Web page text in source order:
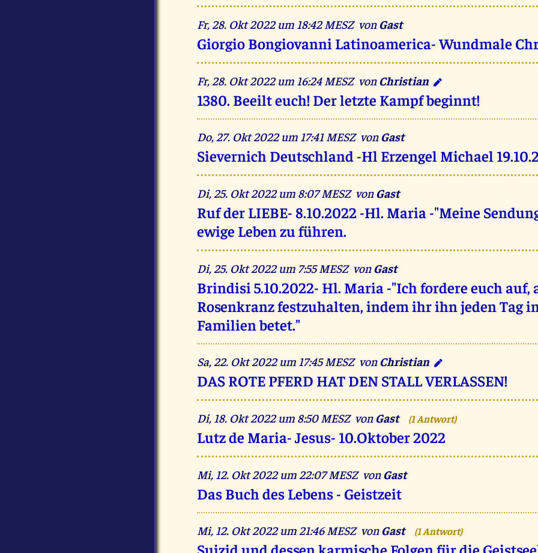
Fr, 28. Okt 2022 um 18:42 MESZ vonGast
Giorgio Bongiovanni Latinoamerica- Wundmale
Fr, 28. Okt 2022 um 16:24 MESZ von Christian
1380. Beeilt euch! Der letzte Kampf beginnt!
Do, 27. Okt 2022 um 17:41 MESZ vonGast
Sievernich Deutschland -Hl Erzengel Michael
Di, 25. Okt 2022 um 8:07 MESZ vonGast
Ruf der LIEBE- 8.10.2022 -Hl. Maria -"Meine
ewige Leben zu führen.
Di, 25. Okt 2022 um 7:55 MESZ vonGast
Brindisi 5.10.2022- Hl. Maria -"Ich fordere euch auf,
Rosenkranz festzuhalten, indem ihr ihn jeden Tag
Familien betet."
Sa, 22. Okt 2022 um 17:45 MESZ von Christian
DAS ROTE PFERD HAT DEN STALL VERLASSEN!
Di, 18. Okt 2022 um 8:50 MESZ vonGast (1 Antwort)
Lutz de Maria- Jesus- 10.Oktober 2022
Mi, 12. Okt 2022 um 22:07 MESZ vonGast
Das Buch des Lebens - Geistzeit
Mi, 12. Okt 2022 um 21:46 MESZ vonGast (1 Antwort)
Suizid und dessen karmische Folgen für die